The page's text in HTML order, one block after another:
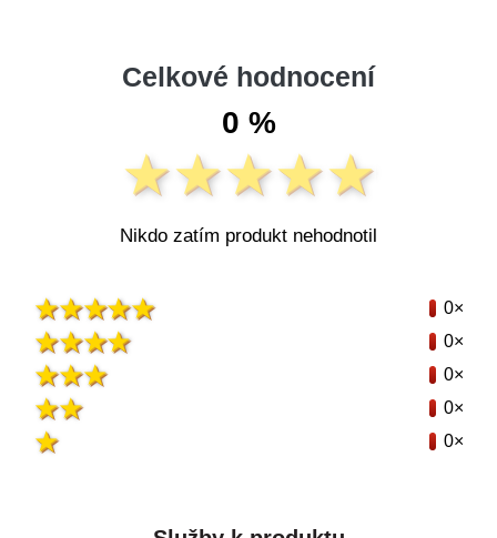
Celkové hodnocení
0 %
Nikdo zatím produkt nehodnotil
0×
0×
0×
0×
0×